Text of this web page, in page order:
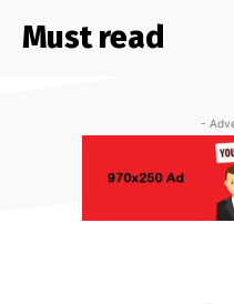
Must read
-